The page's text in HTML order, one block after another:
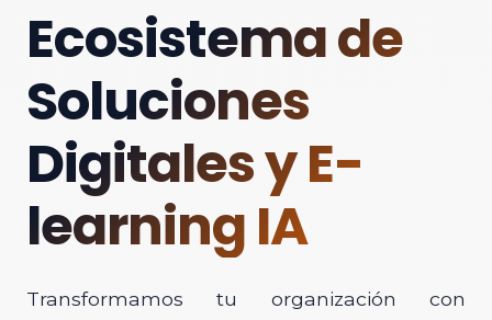
Ecosistema de
Soluciones
Digitales y E-
learning IA
Transformamos tu organización con